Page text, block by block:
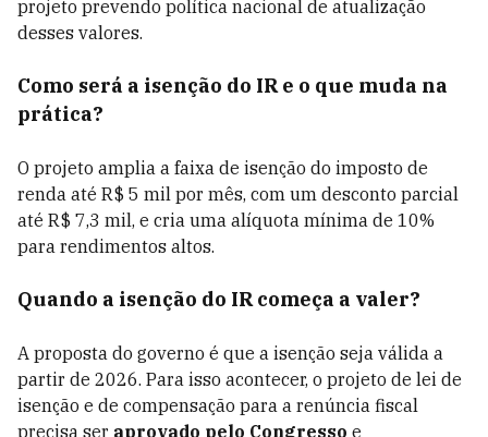
projeto prevendo política nacional de atualização
desses valores.
Como será a isenção do IR e o que muda na
prática?
O projeto amplia a faixa de isenção do imposto de
renda até R$ 5 mil por mês, com um desconto parcial
até R$ 7,3 mil, e cria uma alíquota mínima de 10%
para rendimentos altos.
Quando a isenção do IR começa a valer?
A proposta do governo é que a isenção seja válida a
partir de 2026. Para isso acontecer, o projeto de lei de
isenção e de compensação para a renúncia fiscal
precisa ser aprovado pelo Congresso e